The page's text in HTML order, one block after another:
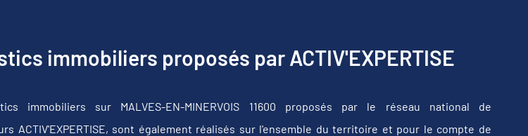
immobiliers proposés par ACTIV'EXPERTISE
immobiliers sur MALVES-EN-MINERVOIS 11600 proposés par le réseau national de
ACTIV'EXPERTISE, sont également réalisés sur l'ensemble du territoire et pour le compte de